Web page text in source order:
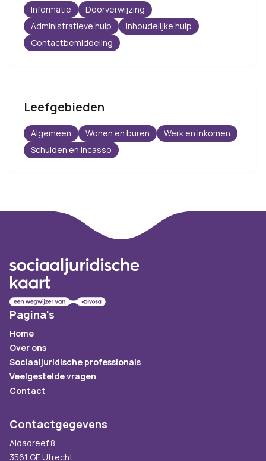
Informatie
Doorverwijzing
Administratieve hulp
Inhoudelijke hulp
Contactbemiddeling
Leefgebieden
Algemeen Wonen en buren
Werk en inkomen
Schulden en incasso
Pagina's
Home
Over ons
Sociaaljuridische professionals
Veelgestelde vragen
Contact
Contactgegevens
Aidadreef 8
3561 GE Utrecht